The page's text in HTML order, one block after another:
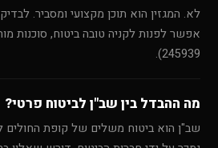
לא. המגזין הוא תוכן מקצועי ומסביר.
אפשר לפנות לקניה טובה ביטוח, סוכנות
245939).
מה ההבדל בין שב"ן לביטוח פרטי?
שב"ן הוא ביטוח משלים של קופת החולים